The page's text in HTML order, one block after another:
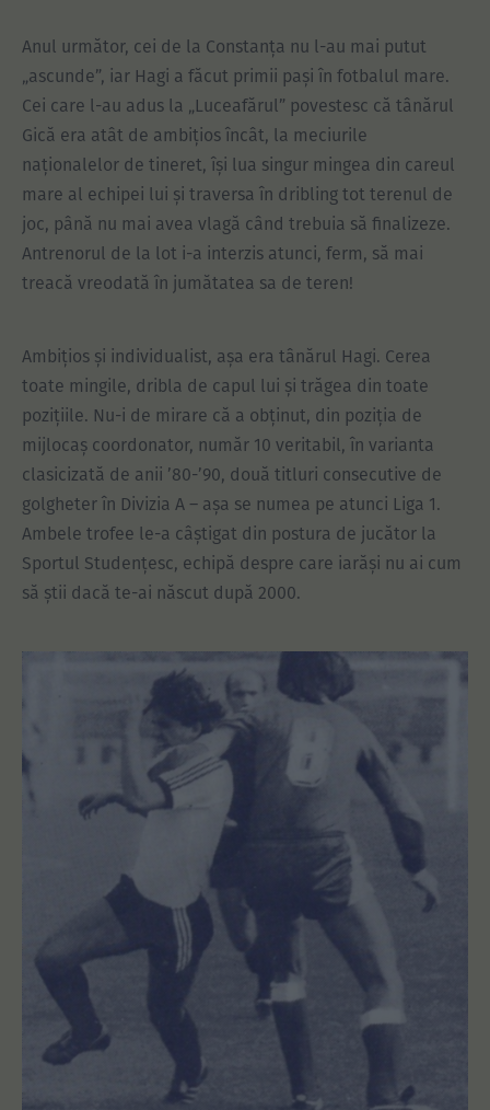
Anul următor, cei de la Constanța nu l-au mai putut
„ascunde”, iar Hagi a făcut primii pași în fotbalul mare.
Cei care l-au adus la „Luceafărul” povestesc că tânărul
Gică era atât de ambițios încât, la meciurile
naționalelor de tineret, își lua singur mingea din careul
mare al echipei lui și traversa în dribling tot terenul de
joc, până nu mai avea vlagă când trebuia să finalizeze.
Antrenorul de la lot i-a interzis atunci, ferm, să mai
treacă vreodată în jumătatea sa de teren!
Ambițios și individualist, așa era tânărul Hagi. Cerea
toate mingile, dribla de capul lui și trăgea din toate
pozițiile. Nu-i de mirare că a obținut, din poziția de
mijlocaș coordonator, număr 10 veritabil, în varianta
clasicizată de anii ’80-’90, două titluri consecutive de
golgheter în Divizia A – așa se numea pe atunci Liga 1.
Ambele trofee le-a câștigat din postura de jucător la
Sportul Studențesc, echipă despre care iarăși nu ai cum
să știi dacă te-ai născut după 2000.